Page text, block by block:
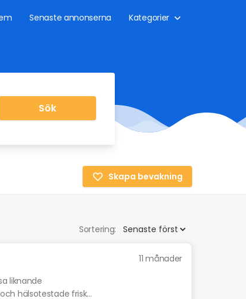
Senaste annonserna Kategorier
Sök
Skapa bevakning
Sortering:
11 månader
liknande
hälsotestade frisk...